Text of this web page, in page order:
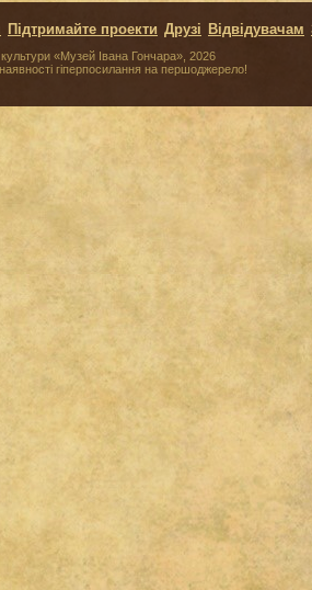
«Музей Івана Гончара», 2026
гіперпосилання на першоджерело!
Підтримайте проекти Друзі Відвідувачам